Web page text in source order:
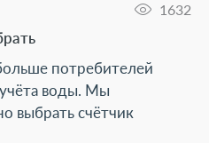
1632
потребителей
воды. Мы
выбрать счётчик